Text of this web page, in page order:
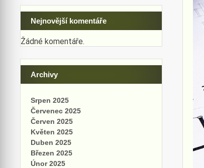
Nejnovější komentáře
Žádné komentáře.
Archivy
Srpen 2025
Červenec 2025
Červen 2025
Květen 2025
Duben 2025
Březen 2025
Únor 2025